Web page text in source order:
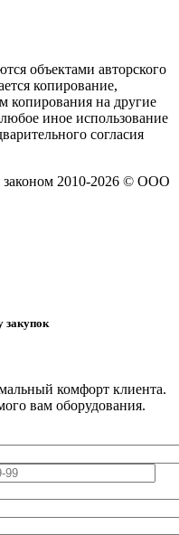
объектами авторского
копирование,
копирования на другие
иное использование
согласия
законом 2010-2026 © ООО
закупок
комфорт клиента.
вам оборудования.